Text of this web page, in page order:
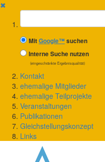
✖
Suchbegriff
MitGoogle™suchen
Interne Suche nutzen
(eingeschränkte Ergebnisqualität)
Kontakt
ehemalige Mitglieder
ehemalige Teilprojekte
Veranstaltungen
Publikationen
Gleichstellungskonzept
Links